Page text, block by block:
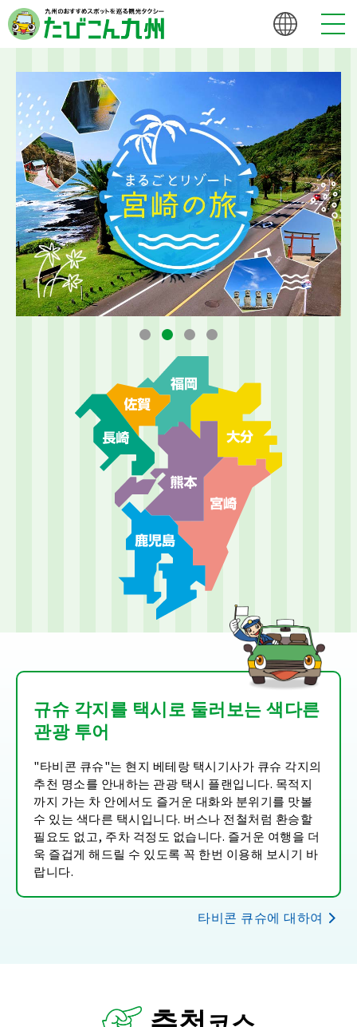
규슈 각지를 택시로 둘러보는 색다른
관광 투어
"타비콘 큐슈"는 현지 베테랑 택시기사가 큐슈 각지의
추천 명소를 안내하는 관광 택시 플랜입니다. 목적지
까지 가는 차 안에서도 즐거운 대화와 분위기를 맛볼
수 있는 색다른 택시입니다. 버스나 전철처럼 환승할
필요도 없고, 주차 걱정도 없습니다. 즐거운 여행을 더
욱 즐겁게 해드릴 수 있도록 꼭 한번 이용해 보시기 바
랍니다.
타비콘 큐슈에 대하여